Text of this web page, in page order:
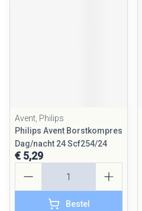
Avent, Philips
Philips Avent Borstkompres
Dag/nacht 24 Scf254/24
€ 5,29
Bestel